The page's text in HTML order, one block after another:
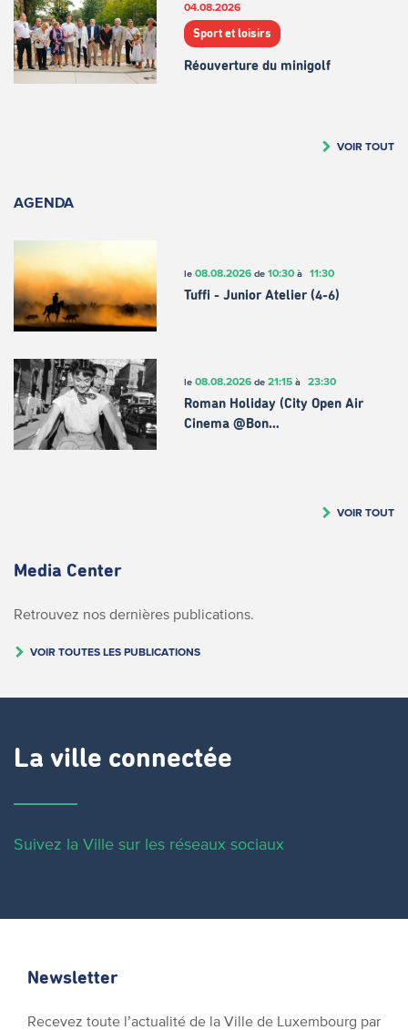
04.08.2026
Sport et loisirs
Réouverture du minigolf
VOIR TOUT
AGENDA
le 08.08.2026de 10:30à 11:30
Tuffi - Junior Atelier (4-6)
le 08.08.2026de 21:15à 23:30
Roman Holiday (City Open Air
Cinema @Bon…
VOIR TOUT
Media Center
Retrouvez nos dernières publications.
VOIR TOUTES LES PUBLICATIONS
La ville connectée
Suivez la Ville sur les réseaux sociaux
Newsletter
Recevez toute l’actualité de la Ville de Luxembourg par